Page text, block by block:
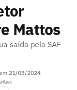
Mattos
saída pela SAF
21/03/2024